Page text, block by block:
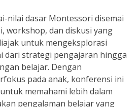
nilai dasar Montessori disemai
workshop, dan diskusi yang
untuk mengeksplorasi
dari strategi pengajaran hingga
belajar. Dengan
pada anak, konferensi ini
memahami lebih dalam
pengalaman belajar yang